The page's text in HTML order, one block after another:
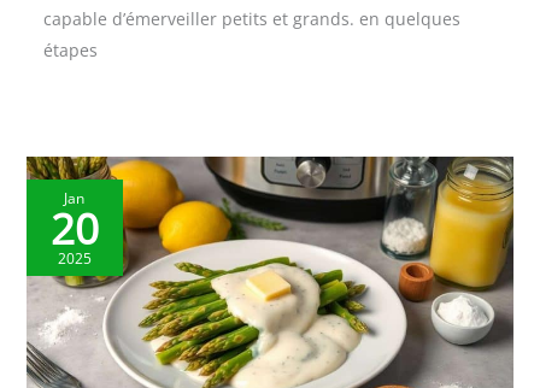
capable d’émerveiller petits et grands. en quelques
étapes
Jan
20
2025